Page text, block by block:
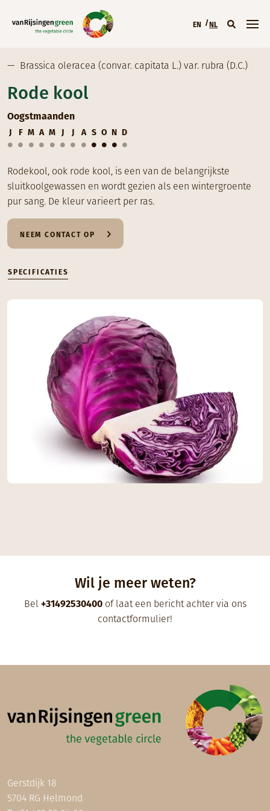
Overslaan en naar de inhoud gaan
Hoofdmenu
EN NL
— Brassica oleracea (convar. capitata L.) var. rubra (D.C.)
Rode kool
Oogstmaanden
J F M A M J J A S O N D
Rodekool, ook rode kool, is een van de belangrijkste
sluitkoolgewassen en wordt gezien als een wintergroente
pur sang. De kleur varieert per ras.
NEEM CONTACT OP
SPECIFICATIES
Wil je meer weten?
Bel +31492530400of laat een bericht achter via ons
contactformulier!
Gerstdijk 18
5704 RG Helmond